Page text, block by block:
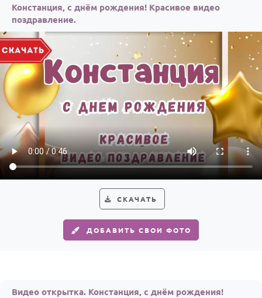
Констанция, с днём рождения! Красивое видео
поздравление.
СКАЧАТЬ
ДОБАВИТЬ СВОИ ФОТО
Видео открытка. Констанция, с днём рождения!